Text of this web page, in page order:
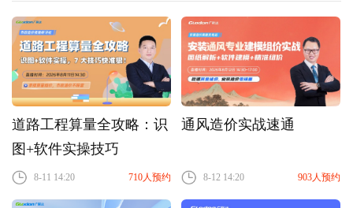
道路工程算量全攻略：识
图+软件实操技巧
8-11 14:20 710人预约
通风造价实战速通
8-12 14:20 903人预约